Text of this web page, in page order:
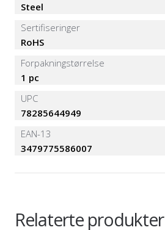
Steel
Sertifiseringer
RoHS
Forpakningstørrelse
1 pc
UPC
78285644949
EAN-13
3479775586007
Relaterte produkter